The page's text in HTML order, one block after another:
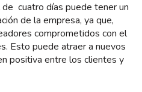
cuatro días puede tener un
de la empresa, ya que,
comprometidos con el
Esto puede atraer a nuevos
positiva entre los clientes y